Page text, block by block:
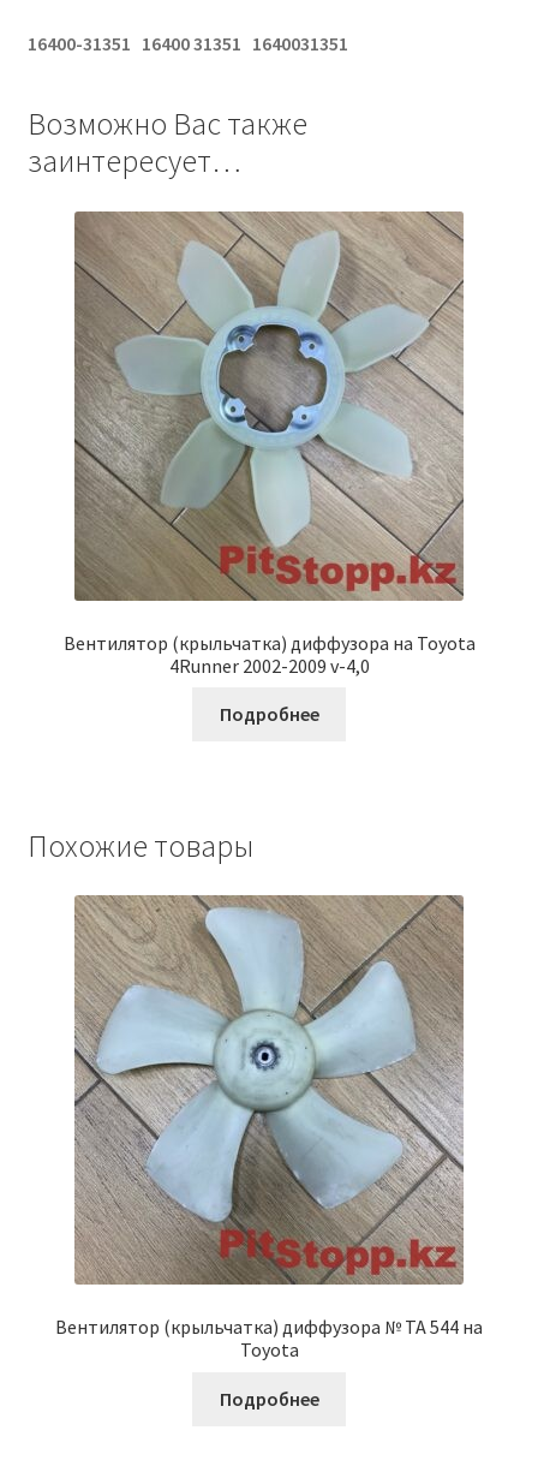
16400-31351 16400 31351 1640031351
Возможно Вас также
заинтересует…
Вентилятор (крыльчатка) диффузора на Toyota
4Runner 2002-2009 v-4,0
Подробнее
Похожие товары
Вентилятор (крыльчатка) диффузора № ТА 544 на
Toyota
Подробнее